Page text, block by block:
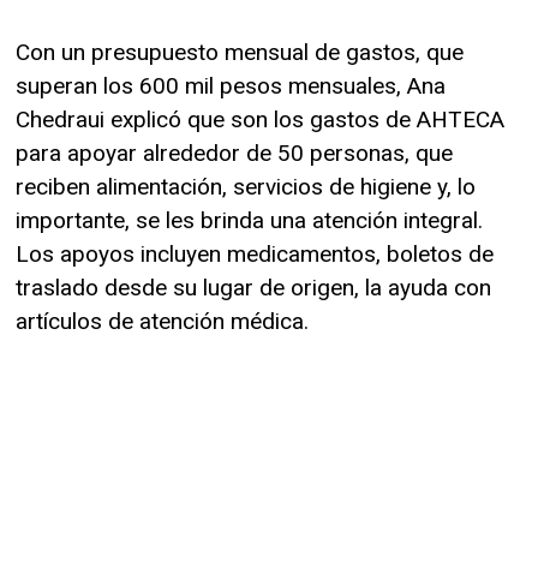
Con un presupuesto mensual de gastos, que
superan los 600 mil pesos mensuales, Ana
Chedraui explicó que son los gastos de AHTECA
para apoyar alrededor de 50 personas, que
reciben alimentación, servicios de higiene y, lo
importante, se les brinda una atención integral.
Los apoyos incluyen medicamentos, boletos de
traslado desde su lugar de origen, la ayuda con
artículos de atención médica.